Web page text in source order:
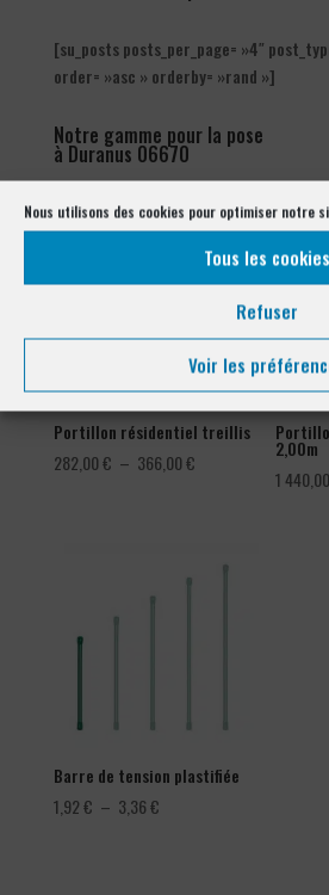
Nous utilisons des cookies pour optimiser notre
Tous les cookies
Refuser
Voir les
[su_posts posts_per_page= »4″
order= »asc » orderby= »rand »]
Notre gamme pour la pose
à Duranus 06670
Portillon résidentiel treillis
282,00€ – 366,00€Plage
2,00m
1
Barre de tension plastifiée
1,92€ – 3,36€Plage